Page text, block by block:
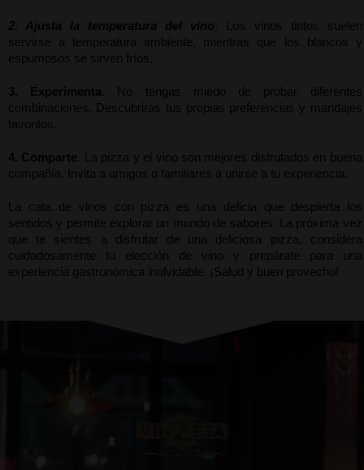
2. Ajusta la temperatura del vino . Los vinos tintos suelen
servirse a temperatura ambiente, mientras que los blancos y
espumosos se sirven fríos.
3. Experimenta . No tengas miedo de probar diferentes
combinaciones. Descubrirás tus propias preferencias y maridajes
favoritos.
4. Comparte . La pizza y el vino son mejores disfrutados en buena
compañía. Invita a amigos o familiares a unirse a tu experiencia.
La cata de vinos con pizza es una delicia que despierta los
sentidos y permite explorar un mundo de sabores. La próxima vez
que te sientes a disfrutar de una deliciosa pizza, considera
cuidadosamente tu elección de vino y prepárate para una
experiencia gastronómica inolvidable. ¡Salud y buen provecho!